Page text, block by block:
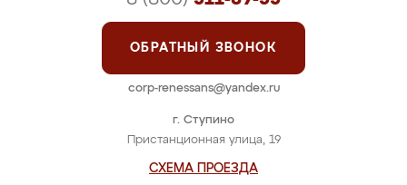
г. Ступино
Пристанционная улица, 19
СХЕМА ПРОЕЗДА
ОБРАТНЫЙ ЗВОНОК
corp-renessans@yandex.ru